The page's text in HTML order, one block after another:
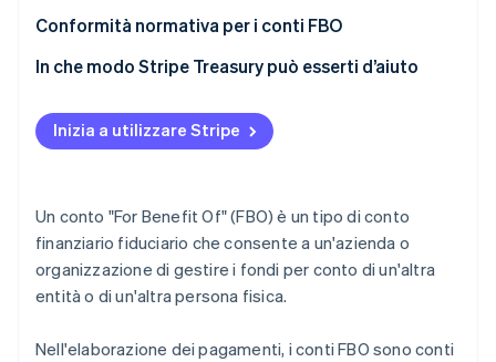
Scopri come Stripe sta costruendo l'infrastruttura
Gestione degli investimenti e del patrimonio
Fintech e banche
Altre applicazioni
1. Scegli un istituto finanziario
2. Raccogli le informazioni richieste
3. Completa la richiesta di registrazione
4. Esamina e firma l’accordo
6. Stabilisci procedure di gestione del conto
7. Mantieni trasparenza e reporting
8. Rispetta le normative
Conformità normativa per i conti FBO
In che modo Stripe Treasury può esserti d’aiuto
Inizia a utilizzare Stripe
Un conto "For Benefit Of" (FBO) è un tipo di conto
finanziario fiduciario che consente a un'azienda o
organizzazione di gestire i fondi per conto di un'altra
entità o di un'altra persona fisica.
Nell'elaborazione dei pagamenti, i conti FBO sono conti